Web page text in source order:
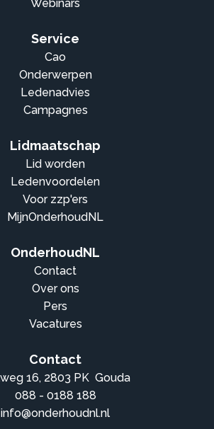
Webinars
Service
Cao
Onderwerpen
Ledenadvies
Campagnes
Lidmaatschap
Lid worden
Ledenvoordelen
Voor zzp'ers
MijnOnderhoudNL
OnderhoudNL
Contact
Over ons
Pers
Vacatures
Contact
16, 2803 PK Gouda
088 - 0188 188
info@onderhoudnl.nl